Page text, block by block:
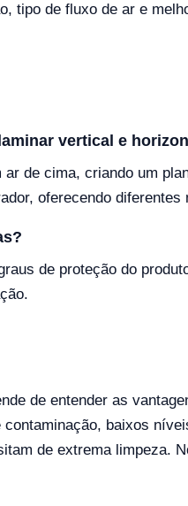
tipo de fluxo de ar e
vertical e
de cima, criando um
oferecendo
de proteção do
de entender as
baixos
de extrema limpeza.